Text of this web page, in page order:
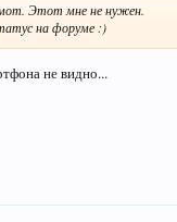
Этот мне не нужен.
на форуме :)
не видно...